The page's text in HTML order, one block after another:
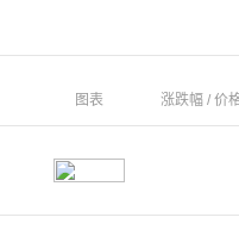
图表 涨跌幅 / 价